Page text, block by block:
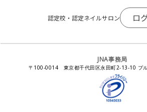
JNAオフィシャル教材
全日本ネイリスト選手権・地区大会
11月ネイル月間
JNAネイルサロン等化学物質管理講習会
ネイルサロン向けセミナー
コンプライアンス／法令遵守
瞬間接着剤の使用について
EUにおけるTPO成分を含む化粧品の市場提供禁止
景品表示法に基づく措置命令について
サポートネイルサロン制度
教材・書籍・刊行物
認定校・認定ネイルサロン ロ
JNA事務局
〒100-0014 東京都千代田区永田町2-13-10 プ